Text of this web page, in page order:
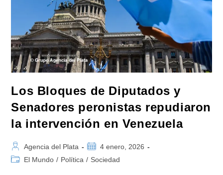
Los Bloques de Diputados y
Senadores peronistas repudiaron
la intervención en Venezuela
Autor
de
Agencia del Plata
Publicación
de
4 enero, 2026
Categoría
El Mundo / Política / Sociedad